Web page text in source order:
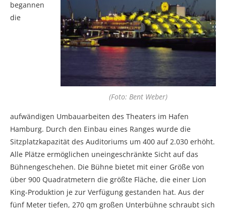
(Foto: Bent Weber)
begannen
die
aufwändigen Umbauarbeiten des Theaters im Hafen
Hamburg. Durch den Einbau eines Ranges wurde die
Sitzplatzkapazität des Auditoriums um 400 auf 2.030 erhöht.
Alle Plätze ermöglichen uneingeschränkte Sicht auf das
Bühnengeschehen. Die Bühne bietet mit einer Größe von
über 900 Quadratmetern die größte Fläche, die einer Lion
King-Produktion je zur Verfügung gestanden hat. Aus der
fünf Meter tiefen, 270 qm großen Unterbühne schraubt sich